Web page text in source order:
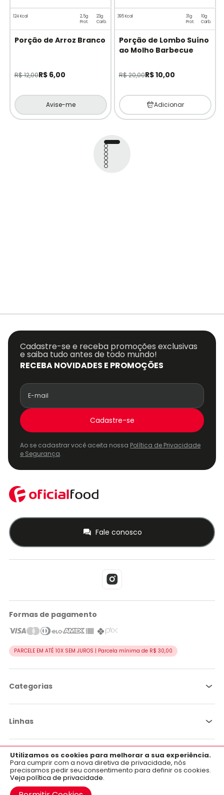
Utilizamos os cookies para melhorar a sua experiência.
Para cumprir com a nova diretiva de privacidade, nós
precisamos pedir seu consentimento para definir os cookies.
Veja política de privacidade.Adicionar ao carrinho
124 Kcal
2,5g
Prot.
23g
Carb.
Porção de Arroz Branco
R$ 12,00R$ 6,00
Avise-me
395 Kcal
31g
Prot.
10g
Carb.
Porção de Lombo Suíno
ao Molho Barbecue
R$ 20,00R$ 10,00
Adicionar
RECEBA NOVIDADES E PROMOÇÕES
Cadastre-se e receba promoções exclusivas
e saiba tudo antes de todo mundo!
Cadastre-se
Ao se cadastrar você aceita nossa Política de Privacidade
e Segurança.
Fale conosco
Formas de pagamento
PARCELE EM ATÉ 10X SEM JUROS | Parcela mínima de R$ 30,00
Categorias
Linhas
Por objetivo
Institucional
Aplicativo OficialFarma
Baixe já o nosso aplicativo para Android e iOS.
×